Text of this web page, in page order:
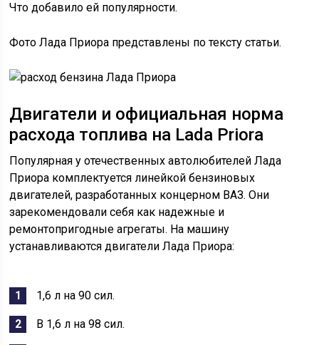
Что добавило ей популярности.
Фото Лада Приора представлены по тексту статьи.
Двигатели и официальная норма
расхода топлива на Lada Priora
Популярная у отечественных автолюбителей Лада
Приора комплектуется линейкой бензиновых
двигателей, разработанных концерном ВАЗ. Они
зарекомендовали себя как надежные и
ремонтопригодные агрегаты. На машину
устанавливаются двигатели Лада Приора:
1,6 л на 90 сил.
В 1,6 л на 98 сил.